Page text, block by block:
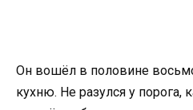
Он вошёл в половине
кухню. Не разулся у порога,